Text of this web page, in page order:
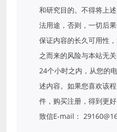
和研究目的。不得将上
法用途，否则，一切后
保证内容的长久可用性
之而来的风险与本站无
24个小时之内，从您的
述内容。如果您喜欢该
件，购买注册，得到更
致信E-mail：